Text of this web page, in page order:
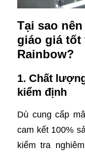
Tại sao
giáo giá tốt
Rainbow?
1. Chất
kiểm định
Dù cung cấp
cam kết 100%
kiểm tra